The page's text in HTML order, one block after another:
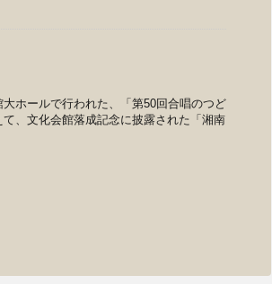
ホールで行われた、「第50回合唱のつど
、文化会館落成記念に披露された「湘南